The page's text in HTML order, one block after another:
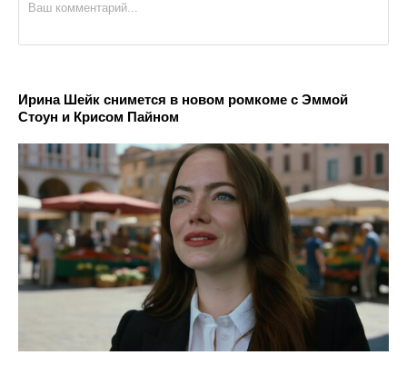
Ирина Шейк снимется в новом ромкоме с Эммой
Стоун и Крисом Пайном